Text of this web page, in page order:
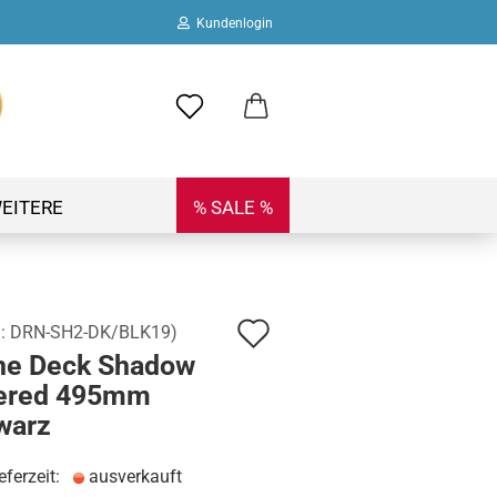
Kundenlogin
erstellen
vergessen?
% SALE %
DRN-SH2-DK/BLK19)
Deck Shadow
495mm
ausverkauft